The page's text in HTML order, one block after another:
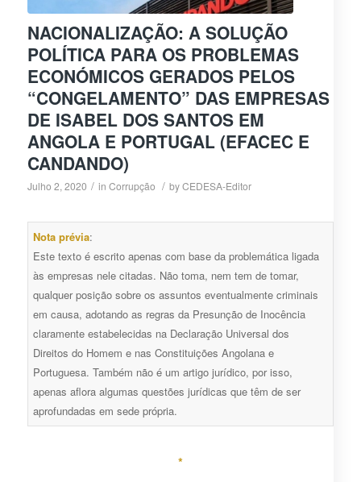
NACIONALIZAÇÃO: A SOLUÇÃO
POLÍTICA PARA OS PROBLEMAS
ECONÓMICOS GERADOS PELOS
“CONGELAMENTO” DAS EMPRESAS
DE ISABEL DOS SANTOS EM
ANGOLA E PORTUGAL (EFACEC E
CANDANDO)
Julho 2, 2020 / in Corrupção / byCEDESA-Editor
Nota prévia:
Este texto é escrito apenas com base da problemática ligada
às empresas nele citadas. Não toma, nem tem de tomar,
qualquer posição sobre os assuntos eventualmente criminais
em causa, adotando as regras da Presunção de Inocência
claramente estabelecidas na Declaração Universal dos
Direitos do Homem e nas Constituições Angolana e
Portuguesa. Também não é um artigo jurídico, por isso,
apenas aflora algumas questões jurídicas que têm de ser
aprofundadas em sede própria.
*